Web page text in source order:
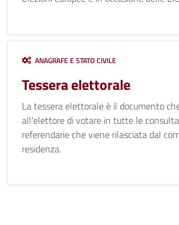
ANAGRAFE E STATO CIVILE
Tessera elettorale
La tessera elettorale è il documento
all'elettore di votare in tutte le
referendarie che viene rilasciata dal
residenza.